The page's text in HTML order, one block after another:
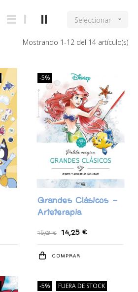
Seleccionar 
Mostrando 1-12 del 14 artículo(s)
-5%
Grandes Clásicos -
Arteterapia
15,00 € 14,25 €
COMPRAR
-5% FUERA DE STOCK